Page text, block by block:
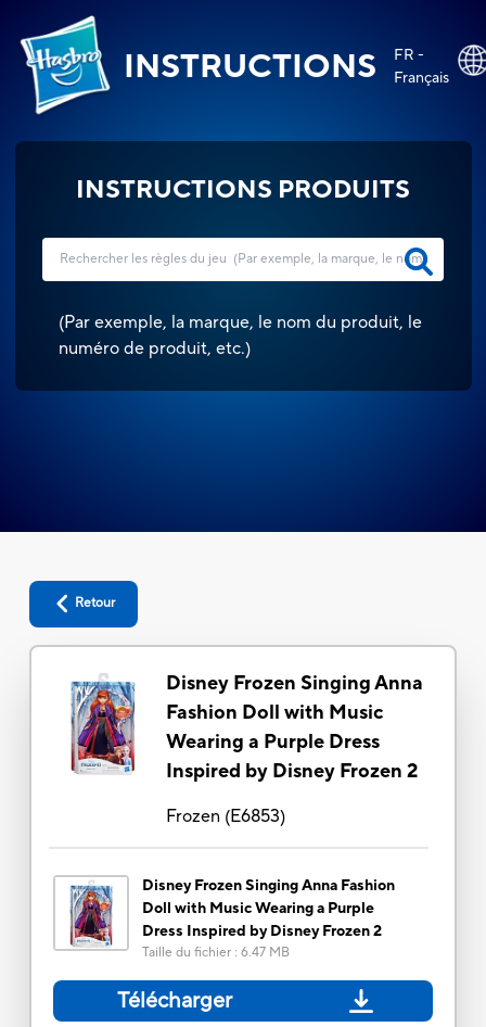
INSTRUCTIONS
FR -
Français
INSTRUCTIONS PRODUITS
(Par exemple, la marque, le nom du produit, le
numéro de produit, etc.)
Retour
Disney Frozen Singing Anna
Fashion Doll with Music
Wearing a Purple Dress
Inspired by Disney Frozen 2
Frozen (E6853)
Disney Frozen Singing Anna Fashion
Doll with Music Wearing a Purple
Dress Inspired by Disney Frozen 2
Taille du fichier: 6.47 MB
Télécharger